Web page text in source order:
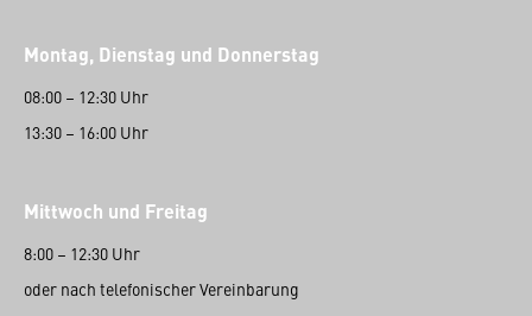
Montag, Dienstag und Donnerstag
08:00 – 12:30 Uhr
13:30 – 16:00 Uhr
Mittwoch und Freitag
8:00 – 12:30 Uhr
oder nach telefonischer Vereinbarung